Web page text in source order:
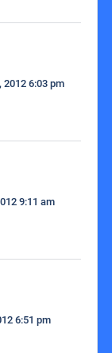
2012 6:03 pm
9:11 am
6:51 pm